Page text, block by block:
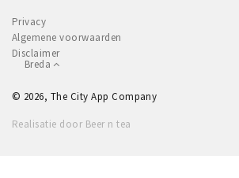
Privacy
Algemene voorwaarden
Disclaimer
Breda
© 2026, The City App Company
Realisatie door Beer n tea